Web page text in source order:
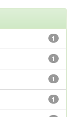
1
1
1
1